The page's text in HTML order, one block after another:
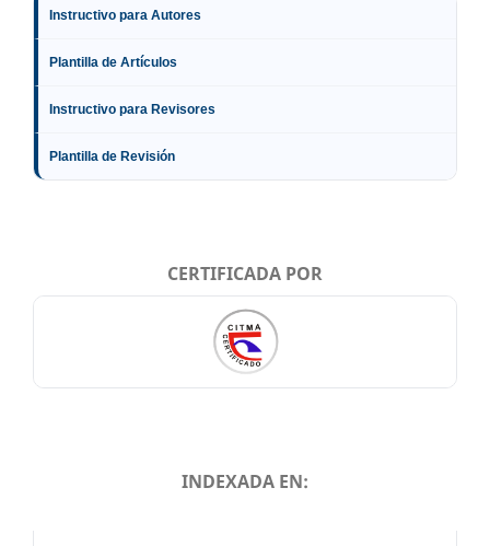
Instructivo para Autores
Plantilla de Artículos
Instructivo para Revisores
Plantilla de Revisión
CERTIFICADA POR
INDEXADA EN: